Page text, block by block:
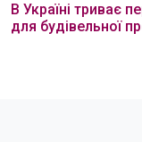
В Україні триває
для будівельної